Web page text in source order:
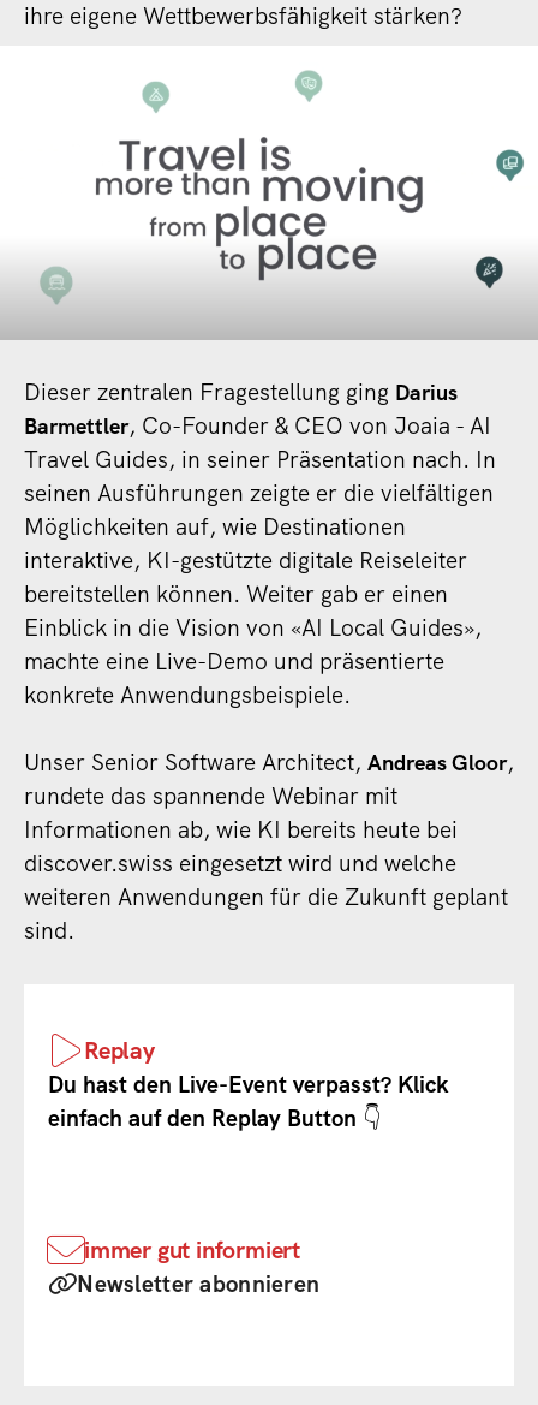
ihre eigene Wettbewerbsfähigkeit stärken?
Dieser zentralen Fragestellung ging Darius
Barmettler, Co-Founder & CEO von Joaia - AI
Travel Guides, in seiner Präsentation nach. In
seinen Ausführungen zeigte er die vielfältigen
Möglichkeiten auf, wie Destinationen
interaktive, KI-gestützte digitale Reiseleiter
bereitstellen können. Weiter gab er einen
Einblick in die Vision von «AI Local Guides»,
machte eine Live-Demo und präsentierte
konkrete Anwendungsbeispiele.
Unser Senior Software Architect, Andreas Gloor,
rundete das spannende Webinar mit
Informationen ab, wie KI bereits heute bei
discover.swiss eingesetzt wird und welche
weiteren Anwendungen für die Zukunft geplant
sind.
Replay
Du hast den Live-Event verpasst? Klick
einfach auf den Replay Button 👇
immer gut informiert
Newsletter abonnieren